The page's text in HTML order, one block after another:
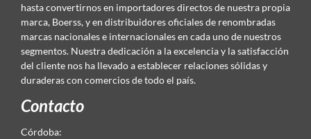
hasta convertirnos en importadores directos de nuestra propia
marca, Boerss, y en distribuidores oficiales de renombradas
marcas nacionales e internacionales en cada uno de nuestros
segmentos. Nuestra dedicación a la excelencia y la satisfacción
del cliente nos ha llevado a establecer relaciones sólidas y
duraderas con comercios de todo el país.
Contacto
Córdoba: